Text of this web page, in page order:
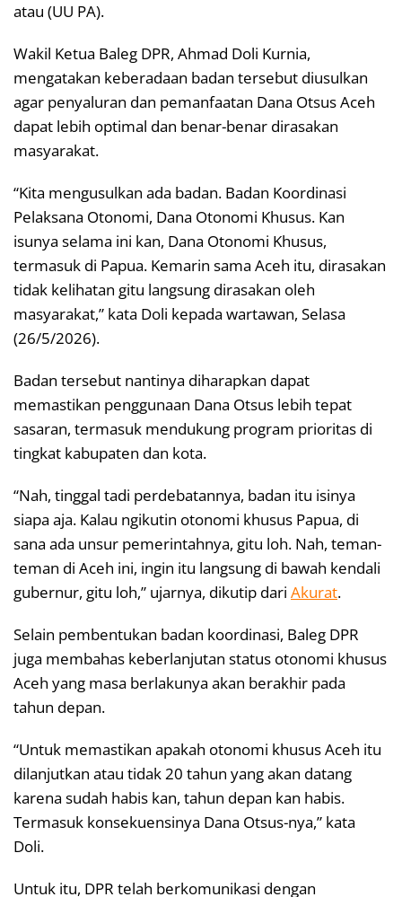
atau (UU PA).
Wakil Ketua Baleg DPR, Ahmad Doli Kurnia,
mengatakan keberadaan badan tersebut diusulkan
agar penyaluran dan pemanfaatan Dana Otsus Aceh
dapat lebih optimal dan benar-benar dirasakan
masyarakat.
“Kita mengusulkan ada badan. Badan Koordinasi
Pelaksana Otonomi, Dana Otonomi Khusus. Kan
isunya selama ini kan, Dana Otonomi Khusus,
termasuk di Papua. Kemarin sama Aceh itu, dirasakan
tidak kelihatan gitu langsung dirasakan oleh
masyarakat,” kata Doli kepada wartawan, Selasa
(26/5/2026).
Badan tersebut nantinya diharapkan dapat
memastikan penggunaan Dana Otsus lebih tepat
sasaran, termasuk mendukung program prioritas di
tingkat kabupaten dan kota.
“Nah, tinggal tadi perdebatannya, badan itu isinya
siapa aja. Kalau ngikutin otonomi khusus Papua, di
sana ada unsur pemerintahnya, gitu loh. Nah, teman-
teman di Aceh ini, ingin itu langsung di bawah kendali
gubernur, gitu loh,” ujarnya, dikutip dari Akurat.
Selain pembentukan badan koordinasi, Baleg DPR
juga membahas keberlanjutan status otonomi khusus
Aceh yang masa berlakunya akan berakhir pada
tahun depan.
“Untuk memastikan apakah otonomi khusus Aceh itu
dilanjutkan atau tidak 20 tahun yang akan datang
karena sudah habis kan, tahun depan kan habis.
Termasuk konsekuensinya Dana Otsus-nya,” kata
Doli.
Untuk itu, DPR telah berkomunikasi dengan